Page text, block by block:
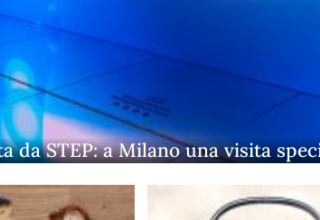
da STEP: a Milano una visita